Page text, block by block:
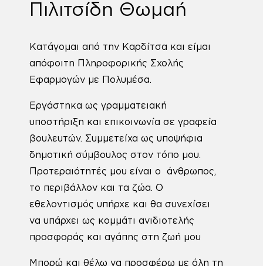
Πιλιτσίδη Θωμαή
Κατάγομαι από την Καρδίτσα και είμαι
απόφοιτη Πληροφορικής Σχολής
Εφαρμογών με Πολυμέσα.
Εργάστηκα ως γραμματειακή
υποστήριξη και επικοινωνία σε γραφεία
βουλευτών. Συμμετείχα ως υποψήφια
δημοτική σύμβουλος στον τόπο μου.
Προτεραιότητές μου είναι ο άνθρωπος,
το περιβάλλον και τα ζώα. Ο
εθελοντισμός υπήρχε και θα συνεχίσει
να υπάρχει ως κομμάτι ανιδιοτελής
προσφοράς και αγάπης στη ζωή μου
Μπορώ και θέλω να προσφέρω με όλη τη